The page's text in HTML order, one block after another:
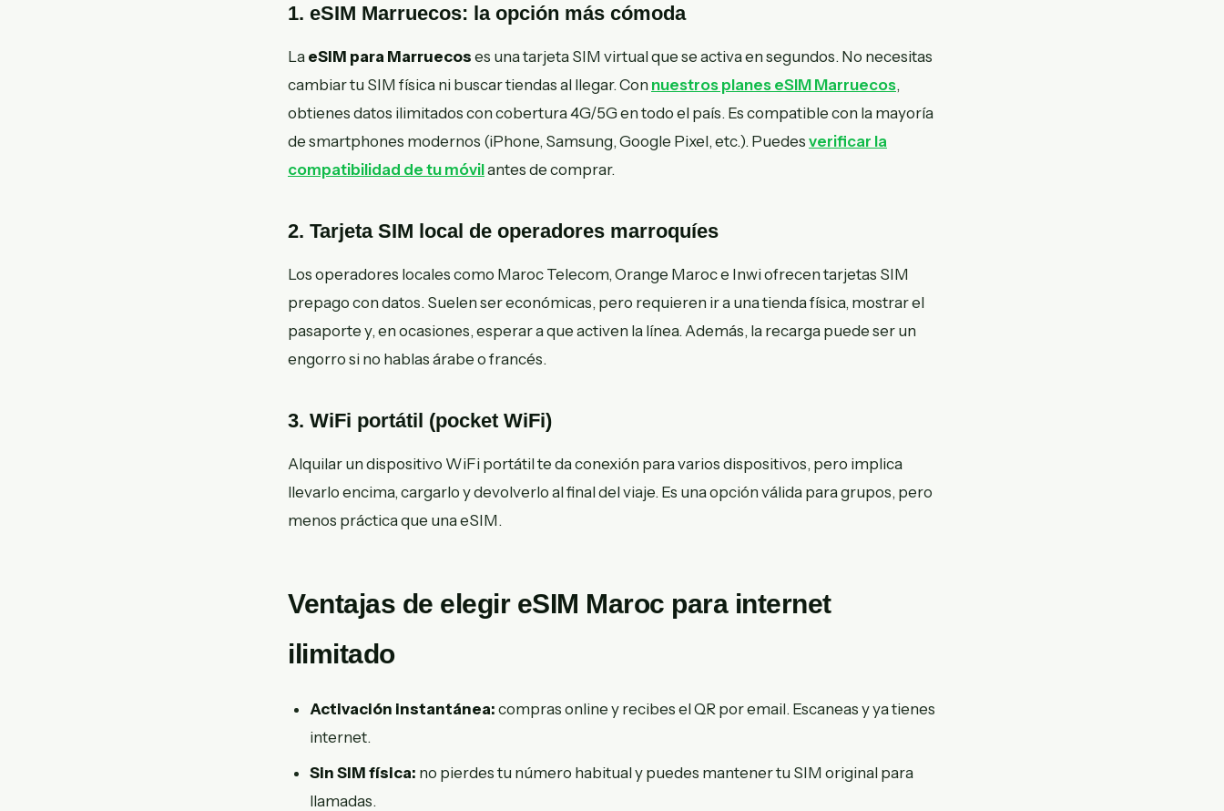
1. eSIM Marruecos: la opción más cómoda
La eSIM para Marruecos es una tarjeta SIM virtual que se activa en segundos. No necesitas
cambiar tu SIM física ni buscar tiendas al llegar. Con nuestros planes eSIM Marruecos,
obtienes datos ilimitados con cobertura 4G/5G en todo el país. Es compatible con la mayoría
de smartphones modernos (iPhone, Samsung, Google Pixel, etc.). Puedes verificar la
compatibilidad de tu móvilantes de comprar.
2. Tarjeta SIM local de operadores marroquíes
Los operadores locales como Maroc Telecom, Orange Maroc e Inwi ofrecen tarjetas SIM
prepago con datos. Suelen ser económicas, pero requieren ir a una tienda física, mostrar el
pasaporte y, en ocasiones, esperar a que activen la línea. Además, la recarga puede ser un
engorro si no hablas árabe o francés.
3. WiFi portátil (pocket WiFi)
Alquilar un dispositivo WiFi portátil te da conexión para varios dispositivos, pero implica
llevarlo encima, cargarlo y devolverlo al final del viaje. Es una opción válida para grupos, pero
menos práctica que una eSIM.
Ventajas de elegir eSIM Maroc para internet
ilimitado
Activación instantánea: compras online y recibes el QR por email. Escaneas y ya tienes
internet.
Sin SIM física: no pierdes tu número habitual y puedes mantener tu SIM original para
llamadas.